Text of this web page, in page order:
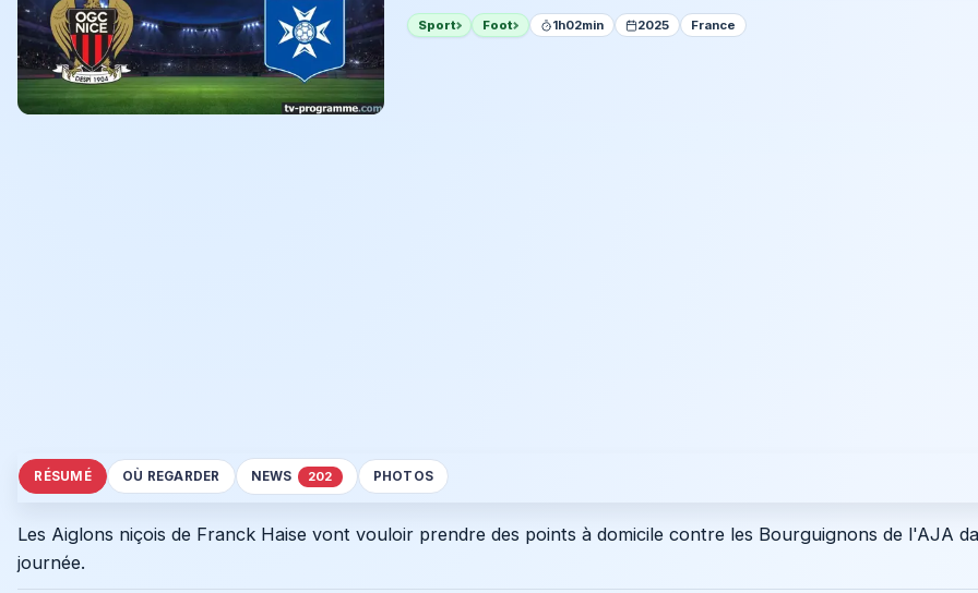
Sport Foot 1h02min 2025 France
RÉSUMÉ OÙ REGARDER NEWS 202 PHOTOS
Les Aiglons niçois de Franck Haise vont vouloir prendre des points à domicile contre les Bourguignons de l'AJA
journée.